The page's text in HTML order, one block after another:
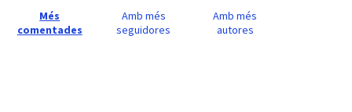
Més
comentades
Amb més
seguidores
Amb més
autores